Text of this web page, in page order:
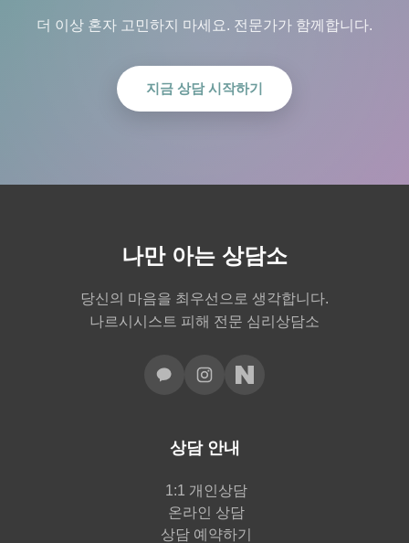
더 이상 혼자 고민하지 마세요. 전문가가 함께합니다.
지금 상담 시작하기
나만 아는 상담소
당신의 마음을 최우선으로 생각합니다.
나르시시스트 피해 전문 심리상담소
상담 안내
1:1 개인상담
온라인 상담
상담 예약하기